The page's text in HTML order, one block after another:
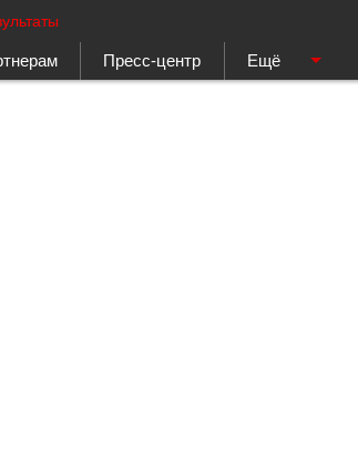
Пресс-центр Ещё